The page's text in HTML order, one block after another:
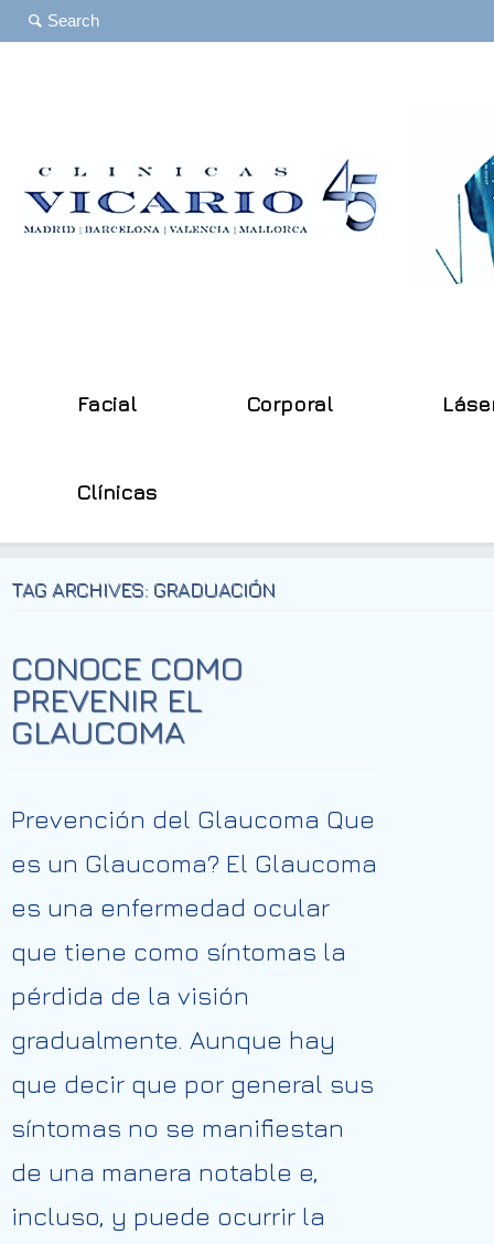
Facial Corporal
Clínicas
TAG ARCHIVES: GRADUACIÓN
CONOCE COMO
PREVENIR EL
GLAUCOMA
Prevención del Glaucoma Que
es un Glaucoma? El Glaucoma
es una enfermedad ocular
que tiene como síntomas la
pérdida de la visión
gradualmente. Aunque hay
que decir que por general sus
síntomas no se manifiestan
de una manera notable e,
incluso, y puede ocurrir la